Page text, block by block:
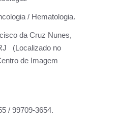
/ Hematologia.
da Cruz Nunes,
(Localizado no
de Imagem
/ 99709-3654.